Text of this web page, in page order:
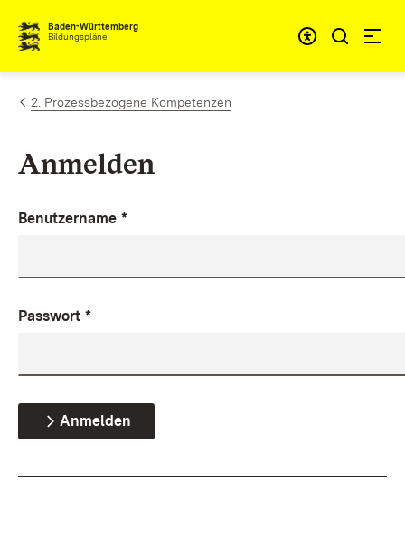
Zum Inhalt springen
Baden-Württemberg
Bildungspläne
2. Prozessbezogene Kompetenzen
Anmelden
Benutzername *
Passwort *
Anmelden